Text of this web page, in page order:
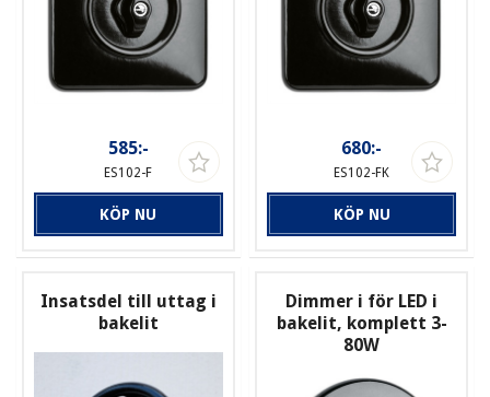
585:-
ES102-F
KÖP NU
680:-
ES102-FK
KÖP NU
Insatsdel till uttag i
bakelit
Dimmer i för LED i
bakelit, komplett 3-
80W